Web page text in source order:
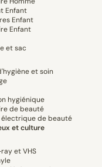
Enfant
Enfant
Enfant
et sac
et soin
hygiénique
de beauté
de beauté
et culture
ray et VHS